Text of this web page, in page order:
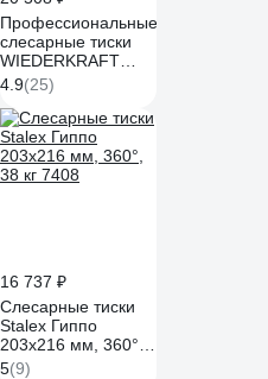
Профессиональные
слесарные тиски
WIEDERKRAFT
поворотные, с
наковальней, 200
мм WDK-BV200
4.9(25)
16 737 ₽
Слесарные тиски
Stalex Гиппо
203x216 мм, 360°,
38 кг 7408
5(9)